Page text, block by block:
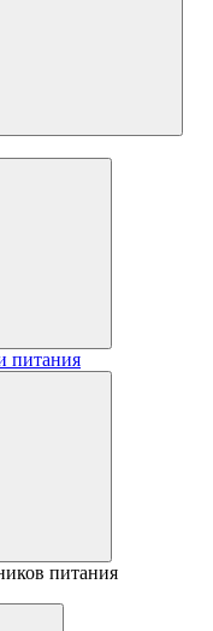
питания
питания